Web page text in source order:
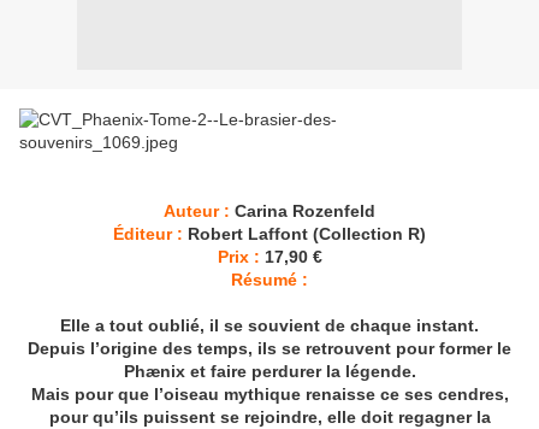
Auteur : Carina Rozenfeld
Éditeur : Robert Laffont (Collection R)
Prix : 17,90 €
Résumé :
Elle a tout oublié, il se souvient de chaque instant.
Depuis l’origine des temps, ils se retrouvent pour former le
Phænix et faire perdurer la légende.
Mais pour que l’oiseau mythique renaisse ce ses cendres,
pour qu’ils puissent se rejoindre, elle doit regagner la